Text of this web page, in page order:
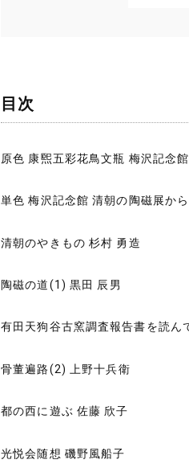
目次
原色 康煕五彩花鳥文瓶 梅沢記念館
単色 梅沢記念館 清朝の陶磁展から
清朝のやきもの 杉村 勇造
陶磁の道(1) 黒田 辰男
有田天狗谷古窯調査報告書を読ん
骨董遍路(2) 上野十兵衛
都の西に遊ぶ 佐藤 欣子
光悦会随想 磯野風船子